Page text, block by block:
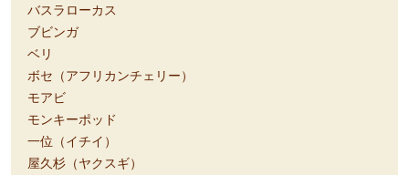
バスラローカス
ブビンガ
ベリ
ボセ（アフリカンチェリー）
モアビ
モンキーポッド
一位（イチイ）
屋久杉（ヤクスギ）